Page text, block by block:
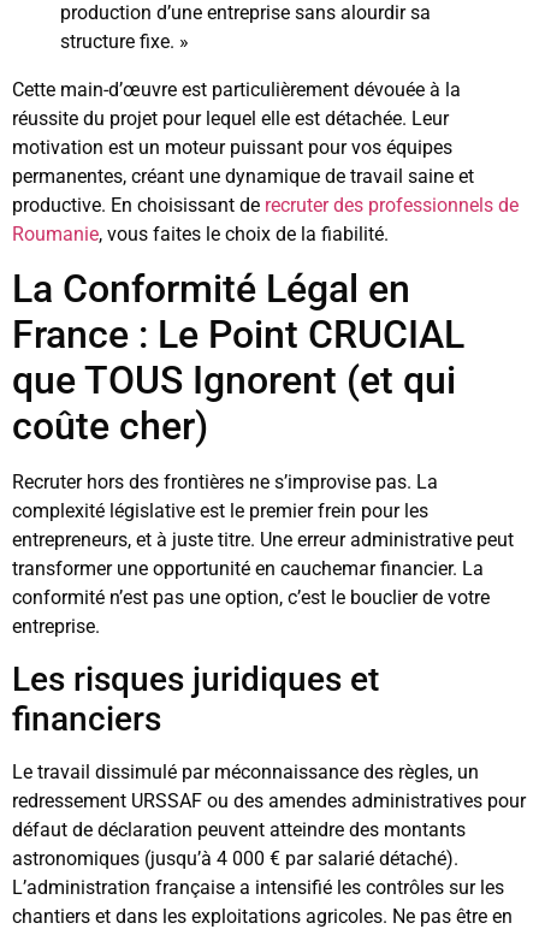
production d’une entreprise sans alourdir sa
structure fixe. »
Cette main-d’œuvre est particulièrement dévouée à la
réussite du projet pour lequel elle est détachée. Leur
motivation est un moteur puissant pour vos équipes
permanentes, créant une dynamique de travail saine et
productive. En choisissant de recruter des professionnels de
Roumanie, vous faites le choix de la fiabilité.
La Conformité Légal en
France : Le Point CRUCIAL
que TOUS Ignorent (et qui
coûte cher)
Recruter hors des frontières ne s’improvise pas. La
complexité législative est le premier frein pour les
entrepreneurs, et à juste titre. Une erreur administrative peut
transformer une opportunité en cauchemar financier. La
conformité n’est pas une option, c’est le bouclier de votre
entreprise.
Les risques juridiques et
financiers
Le travail dissimulé par méconnaissance des règles, un
redressement URSSAF ou des amendes administratives pour
défaut de déclaration peuvent atteindre des montants
astronomiques (jusqu’à 4 000 € par salarié détaché).
L’administration française a intensifié les contrôles sur les
chantiers et dans les exploitations agricoles. Ne pas être en